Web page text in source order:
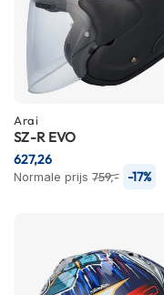
e
n
m
t
z
n
n
e
v
Arai
SZ-R EVO
Normale prijs 759,- -17%
627,26